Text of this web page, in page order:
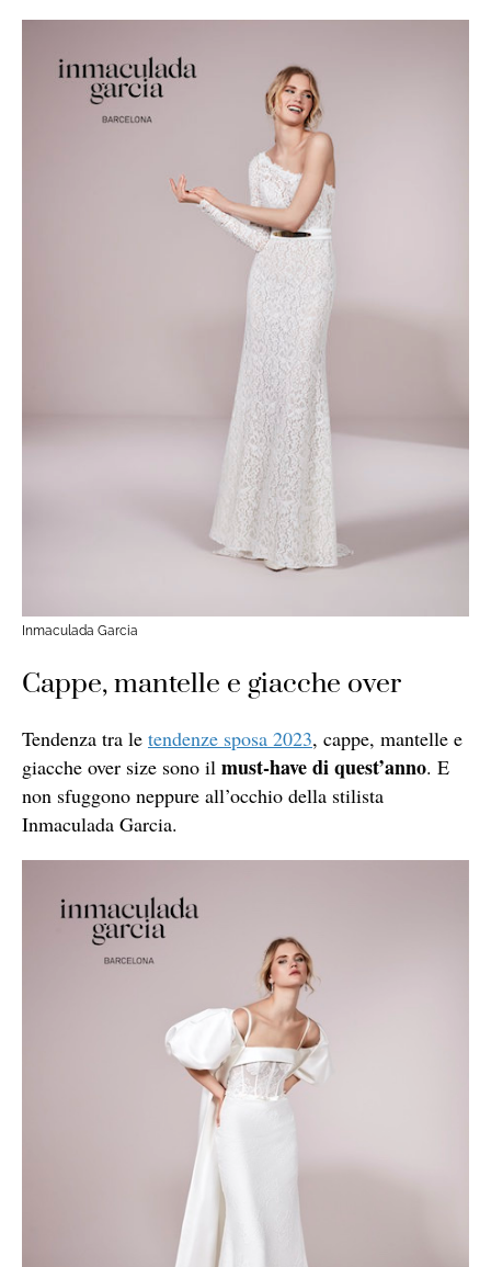
Inmaculada Garcia
Cappe, mantelle e giacche over
Tendenza tra le tendenze sposa 2023, cappe, mantelle e
giacche over size sono il must-have di quest’anno. E
non sfuggono neppure all’occhio della stilista
Inmaculada Garcia.